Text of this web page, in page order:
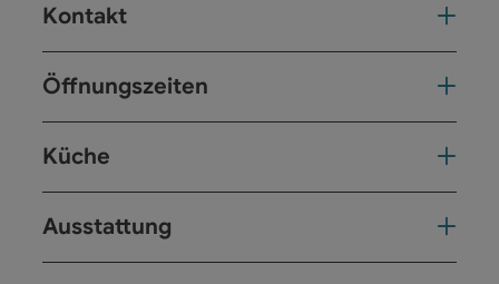
Kontakt
Öffnungszeiten
Küche
Ausstattung